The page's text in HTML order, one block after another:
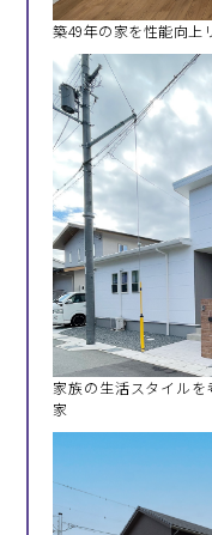
築49年の家を性能向上
家族の生活スタイル
家